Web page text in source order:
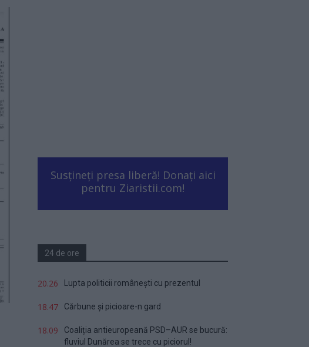
Susțineți presa liberă! Donați aici
pentru Ziaristii.com!
24 de ore
20.26 Lupta politicii românești cu prezentul
18.47 Cărbune și picioare-n gard
18.09
Coaliția antieuropeană PSD–AUR se bucură:
fluviul Dunărea se trece cu piciorul!